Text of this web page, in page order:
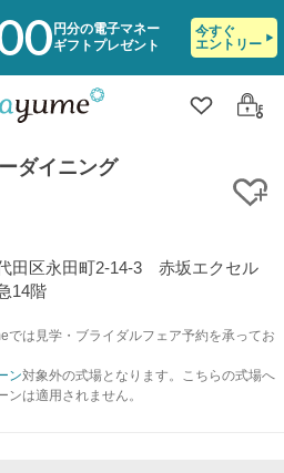
円分の電子マネー
ギフトプレゼント
今すぐ
エントリー
クリップ
ログ
ダイニング
田区永田町2-14-3 赤坂エクセル
14階
は見学・ブライダルフェア予約を承ってお
ン対象外の式場となります。こちらの式場へ
は適用されません。